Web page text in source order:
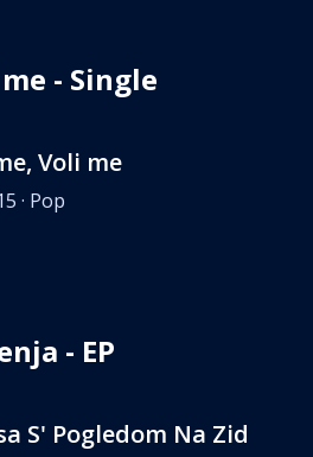
- Single
Voli me
· Pop
- EP
S' Pogledom Na Zid